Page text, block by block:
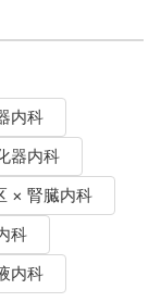
内科
器内科
× 腎臓内科
科
内科